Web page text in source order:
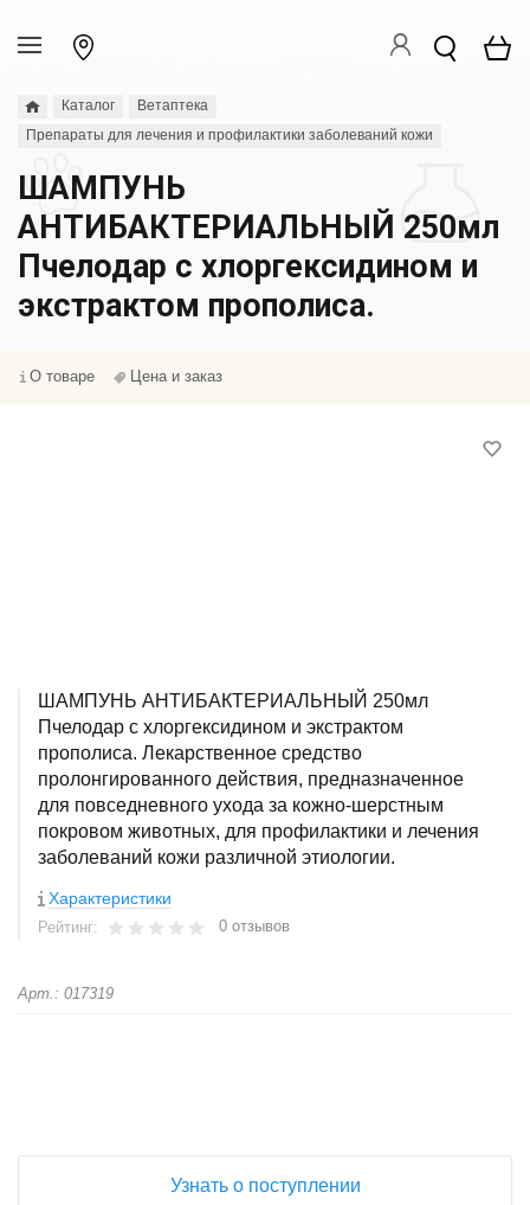
Каталог
Ветаптека
Препараты для лечения и профилактики заболеваний кожи
ШАМПУНЬ
АНТИБАКТЕРИАЛЬНЫЙ 250мл
Пчелодар с хлоргексидином и
экстрактом прополиса.
О товаре Цена и заказ
ШАМПУНЬ АНТИБАКТЕРИАЛЬНЫЙ 250мл
Пчелодар с хлоргексидином и экстрактом
прополиса. Лекарственное средство
пролонгированного действия, предназначенное
для повседневного ухода за кожно-шерстным
покровом животных, для профилактики и лечения
заболеваний кожи различной этиологии.
Характеристики
Рейтинг: 0 отзывов
Арт.: 017319
Узнать о поступлении